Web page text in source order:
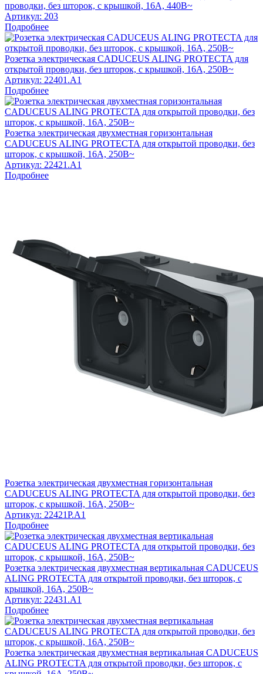
проводки, без шторок, с крышкой, 16А, 440В~
Артикул: 203
Подробнее
Розетка электрическая CADUCEUS ALING PROTECTA для
открытой проводки, без шторок, с крышкой, 16А, 250В~
Артикул: 22401.A1
Подробнее
Розетка электрическая двухместная горизонтальная
CADUCEUS ALING PROTECTA для открытой проводки, без
шторок, с крышкой, 16А, 250В~
Артикул: 22421.A1
Подробнее
Розетка электрическая двухместная горизонтальная
CADUCEUS ALING PROTECTA для открытой проводки, без
шторок, с крышкой, 16А, 250В~
Артикул: 22421P.A1
Подробнее
Розетка электрическая двухместная вертикальная CADUCEUS
ALING PROTECTA для открытой проводки, без шторок, с
крышкой, 16А, 250В~
Артикул: 22431.A1
Подробнее
Розетка электрическая двухместная вертикальная CADUCEUS
ALING PROTECTA для открытой проводки, без шторок, с